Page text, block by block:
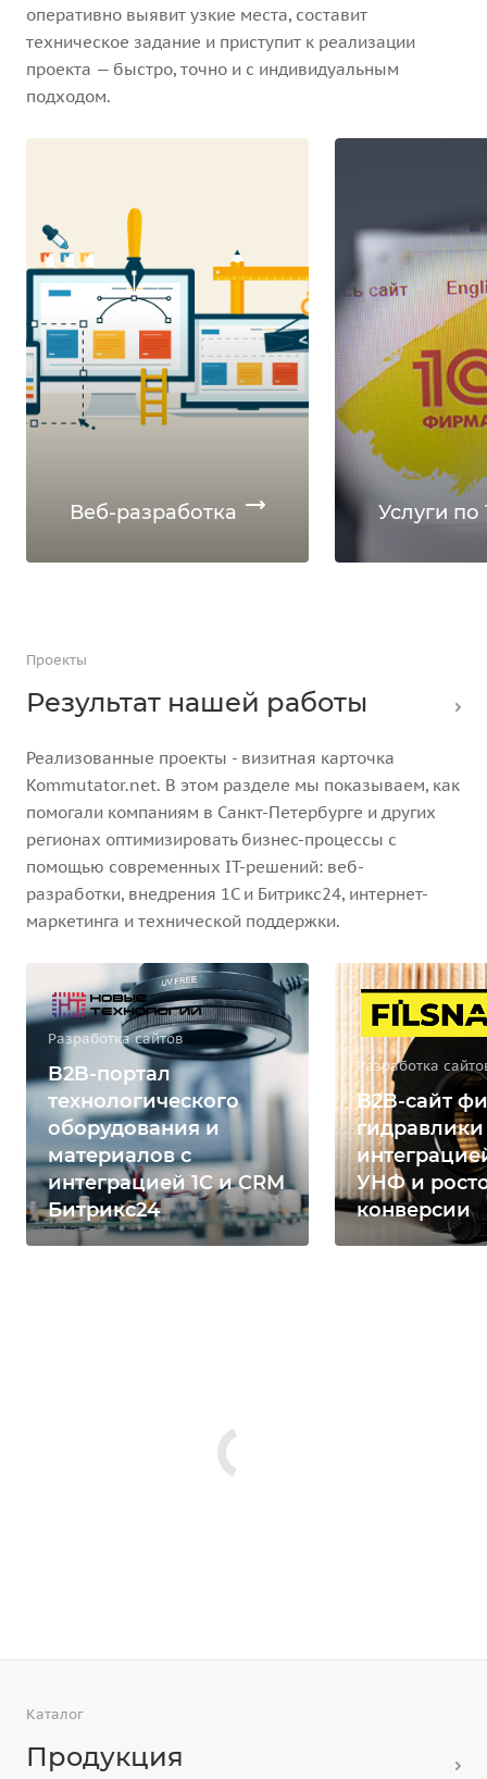
оперативно выявит узкие места, составит
техническое задание и приступит к реализации
проекта — быстро, точно и с индивидуальным
подходом.
Веб-разработка Услуги по
Проекты
Результат нашей работы
Реализованные проекты - визитная карточка
Kommutator.net. В этом разделе мы показываем, как
помогали компаниям в Санкт-Петербурге и других
регионах оптимизировать бизнес-процессы с
помощью современных IT-решений: веб-
разработки, внедрения 1С и Битрикс24, интернет-
маркетинга и технической поддержки.
Разработка сайтов
B2B-портал
технологического
оборудования и
материалов с
интеграцией 1С и CRM
Битрикс24
Разработка
B2B-сайт
гидравлики
УНФ и
конверсии
Каталог
Продукция